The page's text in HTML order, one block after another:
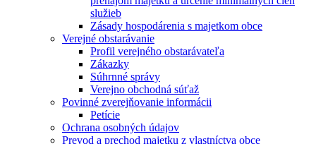
služieb
Zásady hospodárenia s majetkom obce
Verejné obstarávanie
Profil verejného obstarávateľa
Zákazky
Súhrnné správy
Verejno obchodná súťaž
Povinné zverejňovanie informácii
Petície
Ochrana osobných údajov
Prevod a prechod majetku z vlastníctva obce